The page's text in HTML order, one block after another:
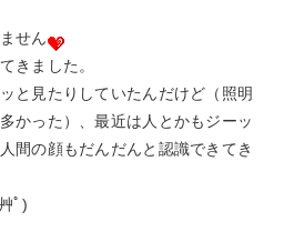
せん
きました。
と見たりしていたんだけど（照明
かった）、最近は人とかもジーッ
間の顔もだんだんと認識できてき
ﾟ)